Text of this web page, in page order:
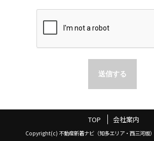
TOP 会社案内
Copyright(c) 不動産新着ナビ（知多エリア・西三河版